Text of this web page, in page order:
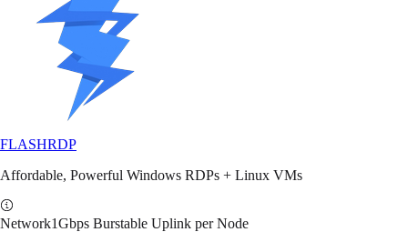
FLASHRDP
Affordable, Powerful Windows RDPs + Linux VMs
Network1Gbps Burstable Uplink per Node